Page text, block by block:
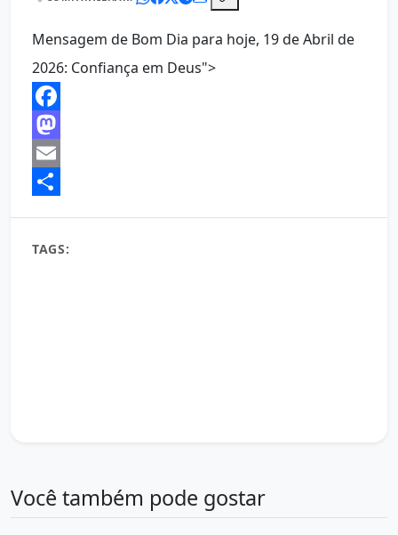
Mensagem de Bom Dia para hoje, 19 de Abril de
2026: Confiança em Deus">
Facebook
Mastodon
Email
TAGS:
Você também pode gostar